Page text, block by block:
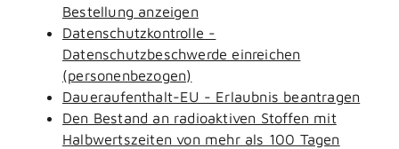
Bestellung anzeigen
Datenschutzkontrolle -
Datenschutzbeschwerde einreichen
(personenbezogen)
Daueraufenthalt-EU - Erlaubnis beantragen
Den Bestand an radioaktiven Stoffen mit
Halbwertszeiten von mehr als 100 Tagen